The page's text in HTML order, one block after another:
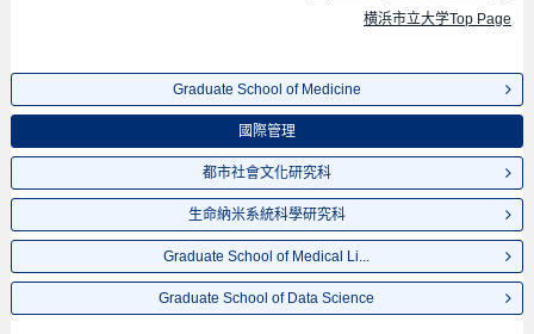
横浜市立大学Top Page
Graduate School of Medicine
國際管理
都市社會文化研究科
生命納米系統科學研究科
Graduate School of Medical Li...
Graduate School of Data Science